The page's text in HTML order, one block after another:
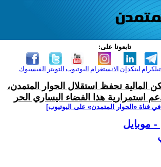
تابعونا على:
الفيسبوك التويتر اليوتيوب الانستغرام لينكدإن تيلكرام
المالية تحفظ استقلال الحوار المتمدن،
استمرارية هذا الفضاء اليساري الحر
قناة ‫«الحوار المتمدن» على اليوتيوب]
- موبايل